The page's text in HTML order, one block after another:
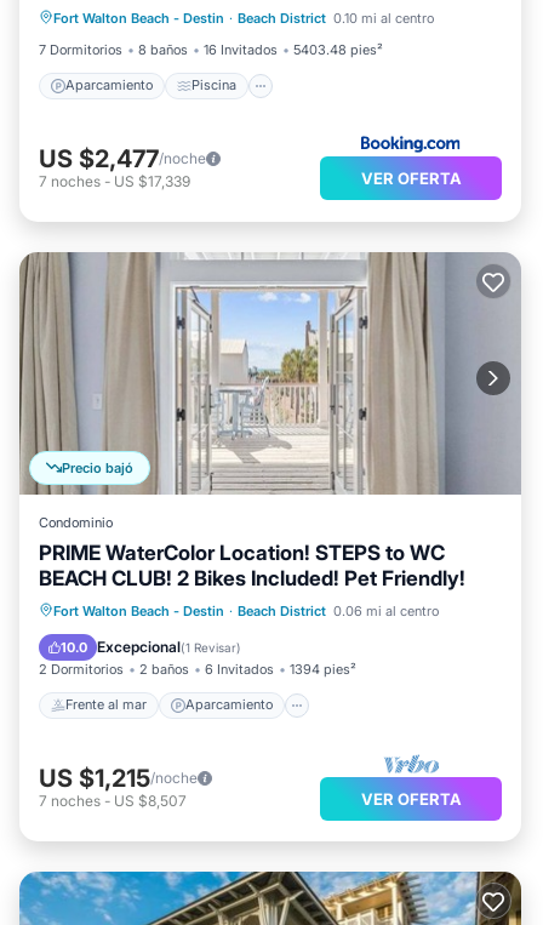
Fort Walton Beach - Destin · Beach District 0.10 mi al centro
7 Dormitorios
8 baños 16 Invitados 5403.48 pies²
Aparcamiento Piscina
Aire acondicionado
Internet
US $2,477/noche
7 noches - US $17,339 VER OFERTA
Precio bajó
Condominio
PRIME WaterColor Location! STEPS to WC
BEACH CLUB! 2 Bikes Included! Pet Friendly!
Fort Walton Beach - Destin · Beach District 0.06 mi al centro
10.0 Excepcional(1 Revisar)
2 Dormitorios 2 baños 6 Invitados 1394 pies²
Frente al mar Aparcamiento
Frente al mar Aparcamiento
Piscina
Vista al mar
US $1,215/noche
7 noches - US $8,507 VER OFERTA